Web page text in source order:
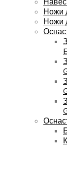
Ножи
Ножи